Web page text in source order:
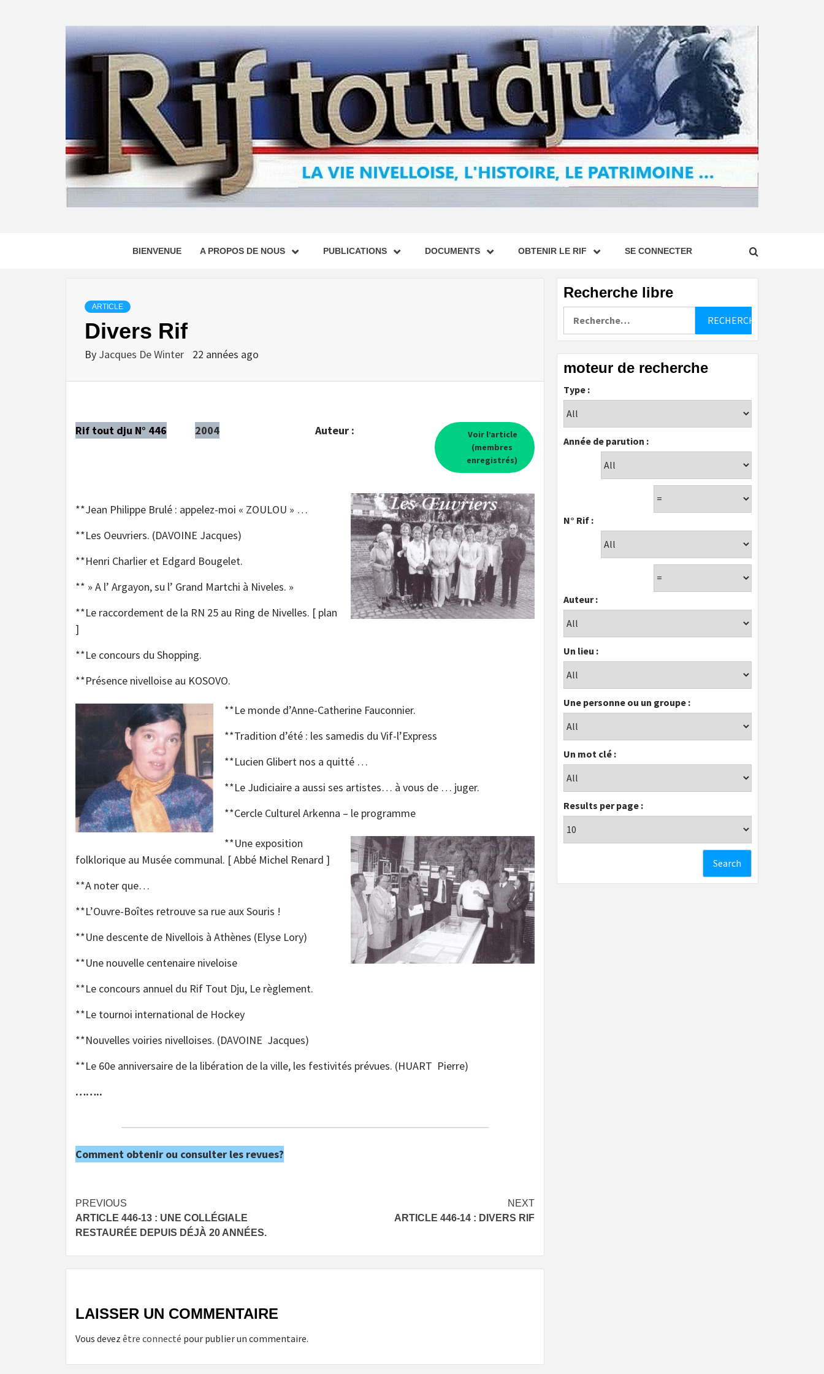
BIENVENUE A PROPOS DE NOUS PUBLICATIONS DOCUMENTS OBTENIR LE RIF SE CONNECTER
ARTICLE
Divers Rif
By Jacques De Winter 22 années ago
Rif tout dju N° 446 2004 Auteur :
Voir l’article
(membres
enregistrés)
**Jean Philippe Brulé : appelez-moi « ZOULOU » …
**Les Oeuvriers. (DAVOINE Jacques)
**Henri Charlier et Edgard Bougelet.
** » A l’ Argayon, su l’ Grand Martchi à Niveles. »
**Le raccordement de la RN 25 au Ring de Nivelles. [ plan
]
**Le concours du Shopping.
**Présence nivelloise au KOSOVO.
**Le monde d’Anne-Catherine Fauconnier.
**Tradition d’été : les samedis du Vif-l’Express
**Lucien Glibert nos a quitté …
**Le Judiciaire a aussi ses artistes… à vous de … juger.
**Cercle Culturel Arkenna – le programme
**Une exposition
folklorique au Musée communal. [ Abbé Michel Renard ]
**A noter que…
**L’Ouvre-Boîtes retrouve sa rue aux Souris !
**Une descente de Nivellois à Athènes (Elyse Lory)
**Une nouvelle centenaire niveloise
**Le concours annuel du Rif Tout Dju, Le règlement.
**Le tournoi international de Hockey
**Nouvelles voiries nivelloises. (DAVOINE Jacques)
**Le 60e anniversaire de la libération de la ville, les festivités prévues. (HUART Pierre)
……..
Comment obtenir ou consulter les revues?
Post
navigation
PREVIOUS
ARTICLE 446-13 : UNE COLLÉGIALE
RESTAURÉE DEPUIS DÉJÀ 20 ANNÉES.
NEXT
ARTICLE 446-14 : DIVERS RIF
LAISSER UN COMMENTAIRE
Vous devez être connecté pour publier un commentaire.
Recherche libre
moteur de recherche
Type :
Année de parution :
N° Rif :
Auteur :
Un lieu :
Une personne ou un groupe :
Un mot clé :
Results per page :